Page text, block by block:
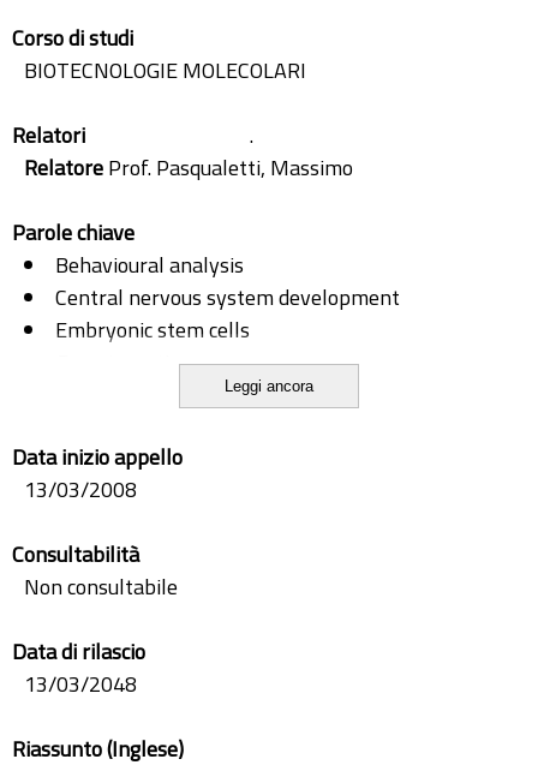
Corso di studi
BIOTECNOLOGIE MOLECOLARI
Relatori
.
RelatoreProf. Pasqualetti, Massimo
Parole chiave
Behavioural analysis
Central nervous system development
Embryonic stem cells
Gene targeting
Homologous recombination
Raphe nuclei
Serotonin (5-HT)
Leggi ancora
Data inizio appello
13/03/2008
Consultabilità
Non consultabile
Data di rilascio
13/03/2048
Riassunto (Inglese)